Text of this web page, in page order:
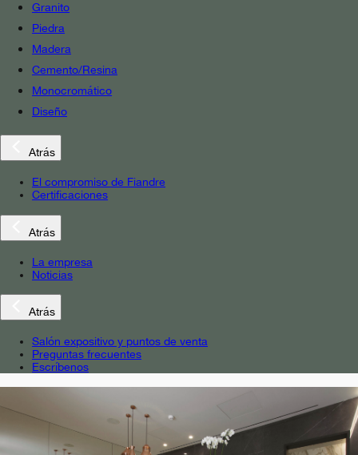
Granito
Piedra
Madera
Cemento/Resina
Monocromático
Diseño
Atrás
El compromiso de Fiandre
Certificaciones
Atrás
La empresa
Noticias
Atrás
Salón expositivo y puntos de venta
Preguntas frecuentes
Escríbenos